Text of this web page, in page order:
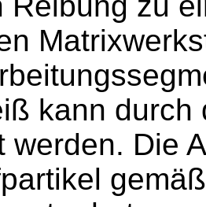
kann durch
werden. Die